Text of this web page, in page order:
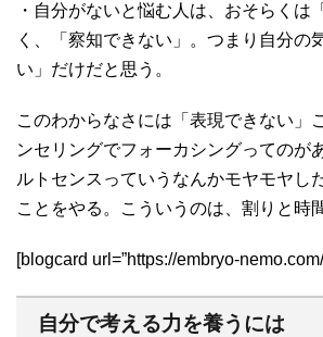
・自分がないと悩む人は、おそらくは
く、「察知できない」。つまり自分の
い」だけだと思う。
このわからなさには「表現できない」
ンセリングでフォーカシングってのが
ルトセンスっていうなんかモヤモヤし
ことをやる。こういうのは、割りと時
[blogcard url=”https://embryo-nemo.com/
自分で考える力を養うには